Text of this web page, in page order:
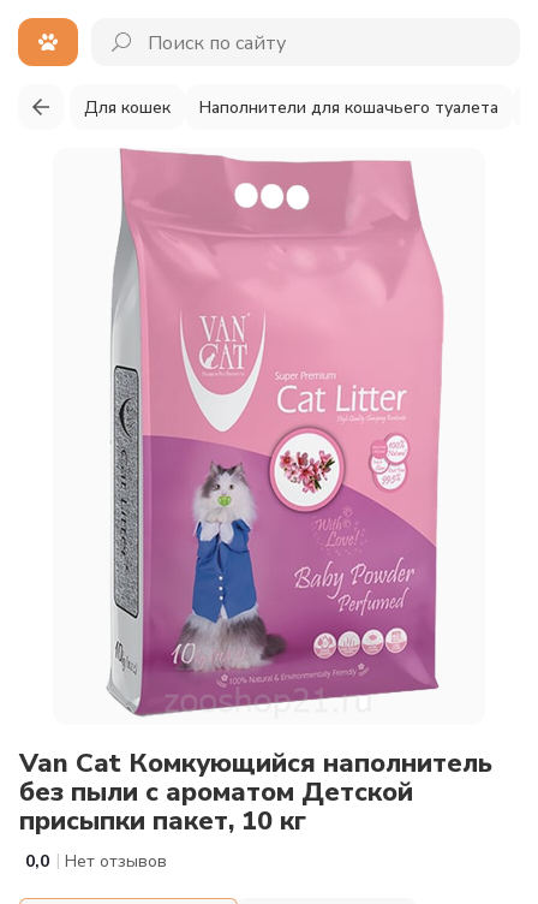
Для кошек Наполнители для кошачьего туалета
Van Cat Комкующийся наполнитель
без пыли с ароматом Детской
присыпки пакет, 10 кг
0,0 | Нет отзывов